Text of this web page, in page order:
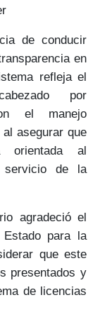
de conducir
en
refleja el
por
el manejo
asegurar que
orientada al
de la
agradeció el
para la
que este
presentados y
de licencias